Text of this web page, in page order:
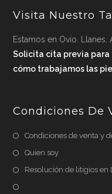
Visita Nuestro
Estamos en Ovio. Llanes.
Solicita cita previa para
cómo trabajamos las
Condiciones De
Condiciones de venta y
Quien soy
Resolución de litigios en